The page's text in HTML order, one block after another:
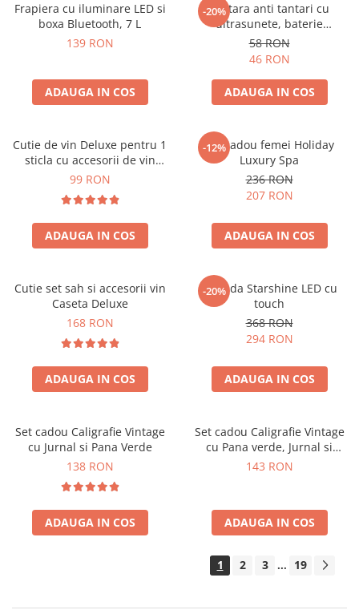
Frapiera cu iluminare LED si
boxa Bluetooth, 7 L
139 RON
ADAUGA IN COS
-20%
Bratara anti tantari cu
ultrasunete, baterie
reincarcabila 90mAh
58 RON
46 RON
ADAUGA IN COS
Cutie de vin Deluxe pentru 1
sticla cu accesorii de vin
incluse piele ecologica de
99 RON
ADAUGA IN COS
-12%
Set cadou femei Holiday
Luxury Spa
236 RON
207 RON
ADAUGA IN COS
Cutie set sah si accesorii vin
Caseta Deluxe
168 RON
ADAUGA IN COS
-20%
Oglinda Starshine LED cu
touch
368 RON
294 RON
ADAUGA IN COS
Set cadou Caligrafie Vintage
cu Jurnal si Pana Verde
138 RON
ADAUGA IN COS
Set cadou Caligrafie Vintage
cu Pana verde, Jurnal si
Suport pentru stilou, 9 piese
143 RON
ADAUGA IN COS
1 2 3 ... 19